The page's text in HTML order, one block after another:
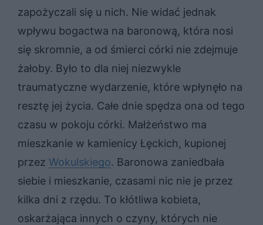
zapożyczali się u nich. Nie widać jednak
wpływu bogactwa na baronową, która nosi
się skromnie, a od śmierci córki nie zdejmuje
żałoby. Było to dla niej niezwykle
traumatyczne wydarzenie, które wpłynęło na
resztę jej życia. Całe dnie spędza ona od tego
czasu w pokoju córki. Małżeństwo ma
mieszkanie w kamienicy Łęckich, kupionej
przez Wokulskiego. Baronowa zaniedbała
siebie i mieszkanie, czasami nic nie je przez
kilka dni z rzędu. To kłótliwa kobieta,
oskarżająca innych o czyny, których nie